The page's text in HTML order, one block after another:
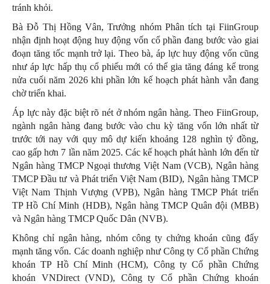
tránh khỏi.
Bà Đỗ Thị Hồng Vân, Trưởng nhóm Phân tích tại FiinGroup
nhận định hoạt động huy động vốn cổ phần đang bước vào giai
đoạn tăng tốc mạnh trở lại. Theo bà, áp lực huy động vốn cũng
như áp lực hấp thụ cổ phiếu mới có thể gia tăng đáng kể trong
nửa cuối năm 2026 khi phần lớn kế hoạch phát hành vẫn đang
chờ triển khai.
Áp lực này đặc biệt rõ nét ở nhóm ngân hàng. Theo FiinGroup,
ngành ngân hàng đang bước vào chu kỳ tăng vốn lớn nhất từ
trước tới nay với quy mô dự kiến khoảng 128 nghìn tỷ đồng,
cao gấp hơn 7 lần năm 2025. Các kế hoạch phát hành lớn đến từ
Ngân hàng TMCP Ngoại thương Việt Nam (VCB), Ngân hàng
TMCP Đầu tư và Phát triển Việt Nam (BID), Ngân hàng TMCP
Việt Nam Thịnh Vượng (VPB), Ngân hàng TMCP Phát triển
TP Hồ Chí Minh (HDB), Ngân hàng TMCP Quân đội (MBB)
và Ngân hàng TMCP Quốc Dân (NVB).
Không chỉ ngân hàng, nhóm công ty chứng khoán cũng đẩy
mạnh tăng vốn. Các doanh nghiệp như Công ty Cổ phần Chứng
khoán TP Hồ Chí Minh (HCM), Công ty Cổ phần Chứng
khoán VNDirect (VND), Công ty Cổ phần Chứng khoán